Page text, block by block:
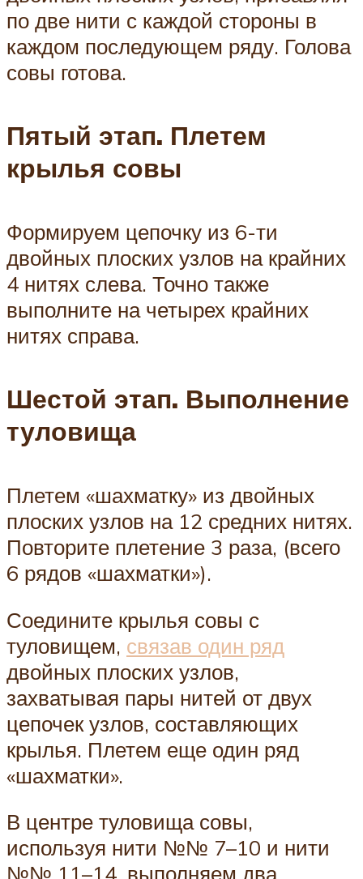
по две нити с каждой стороны в
каждом последующем ряду. Голова
совы готова.
Пятый этап. Плетем
крылья совы
Формируем цепочку из 6-ти
двойных плоских узлов на крайних
4 нитях слева. Точно также
выполните на четырех крайних
нитях справа.
Шестой этап. Выполнение
туловища
Плетем «шахматку» из двойных
плоских узлов на 12 средних нитях.
Повторите плетение 3 раза, (всего
6 рядов «шахматки»).
Соедините крылья совы с
туловищем, связав один ряд
двойных плоских узлов,
захватывая пары нитей от двух
цепочек узлов, составляющих
крылья. Плетем еще один ряд
«шахматки».
В центре туловища совы,
используя нити №№ 7–10 и нити
№№ 11–14, выполняем два